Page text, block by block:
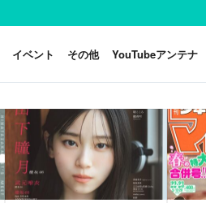
イベント その他 YouTubeアンテナ